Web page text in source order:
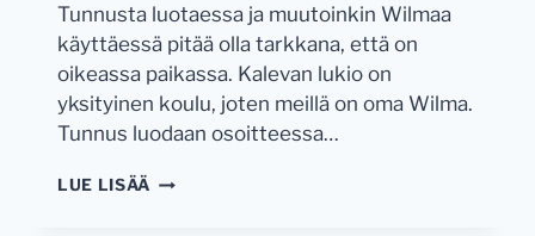
Tunnusta luotaessa ja muutoinkin Wilmaa
käyttäessä pitää olla tarkkana, että on
oikeassa paikassa. Kalevan lukio on
yksityinen koulu, joten meillä on oma Wilma.
Tunnus luodaan osoitteessa…
LUE LISÄÄ TIETOA